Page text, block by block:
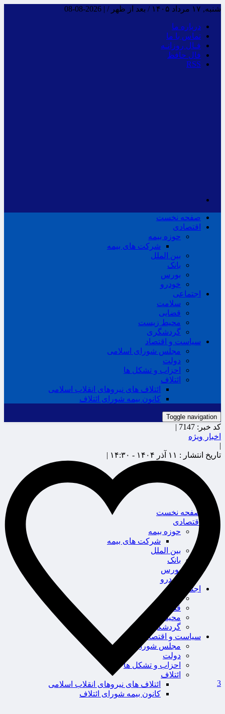
شنبه, ۱۷ مرداد ۱۴۰۵ / بعد از ظهر / |
2026-08-08
درباره ما
تماس با ما
فـال روزانـه
فال حافظ
RSS
صفحه نخست
اقتصادی
حوزه بیمه
شرکت های بیمه
بین الملل
بانک
بورس
خودرو
اجتماعی
سلامت
قضایی
محیط زیست
گردشگری
سیاست و اقتصاد
مجلس شورای اسلامی
دولت
احزاب و تشکل ها
ائتلاف
ائتلاف های نیروهای انقلاب اسلامی
کانون بیمه شورای ائتلاف
Toggle navigation
صفحه نخست
اقتصادی
حوزه بیمه
شرکت های بیمه
بین الملل
بانک
بورس
خودرو
اجتماعی
سلامت
قضایی
محیط زیست
گردشگری
سیاست و اقتصاد
مجلس شورای اسلامی
دولت
احزاب و تشکل ها
ائتلاف
ائتلاف های نیروهای انقلاب اسلامی
کانون بیمه شورای ائتلاف
کد خبر: 7147 |
اخبار ویژه
|
تاریخ انتشار : ۱۱ آذر ۱۴۰۴ - ۱۴:۳۰ |
3